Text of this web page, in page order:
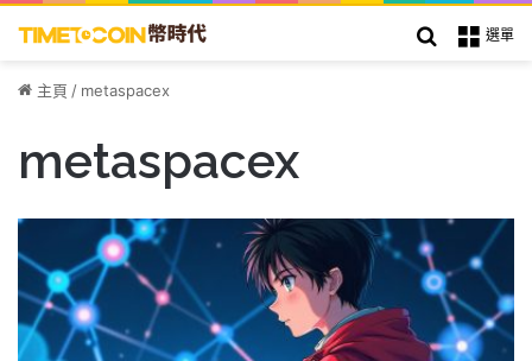
選單
搜索
主頁 / metaspacex
metaspacex